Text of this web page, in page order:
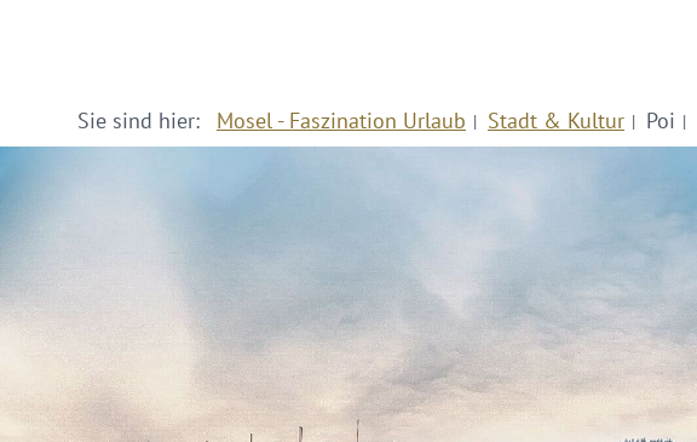
Sie sind hier: Mosel - Faszination Urlaub Stadt & Kultur Poi